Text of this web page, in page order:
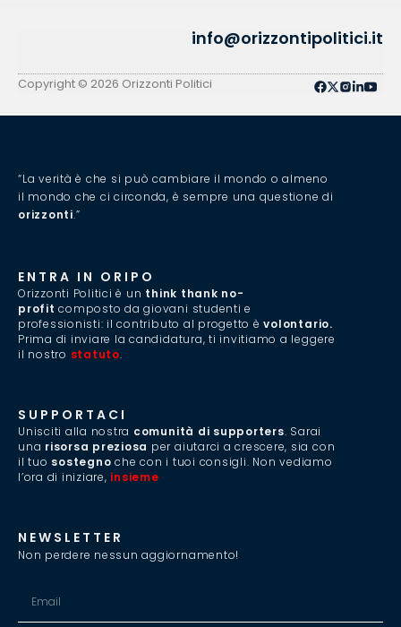
info@orizzontipolitici.it
Copyright © 2026 Orizzonti Politici
“La verità è che si può cambiare il mondo o almeno
il mondo che ci circonda, è sempre una questione di
orizzonti.”
ENTRA IN ORIPO
Orizzonti Politici è un think thank no-
profit composto da giovani studenti e
professionisti: il contributo al progetto èvolontario.
Prima di inviare la candidatura, ti invitiamo a leggere
il nostro statuto.
SUPPORTACI
Unisciti alla nostra comunità di supporters. Sarai
una risorsa preziosa per aiutarci a crescere, sia con
il tuo sostegno che con i tuoi consigli. Non vediamo
l’ora di iniziare, insieme
NEWSLETTER
Non perdere nessun aggiornamento!